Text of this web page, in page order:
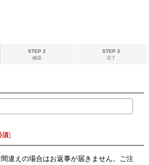
STEP 2
確認
STEP 3
完了
須]
違えの場合はお返事が届きません。ご注